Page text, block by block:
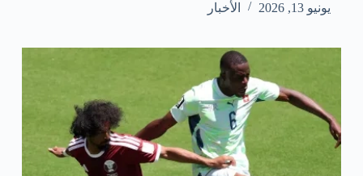
يونيو 13, 2026 الأخبار